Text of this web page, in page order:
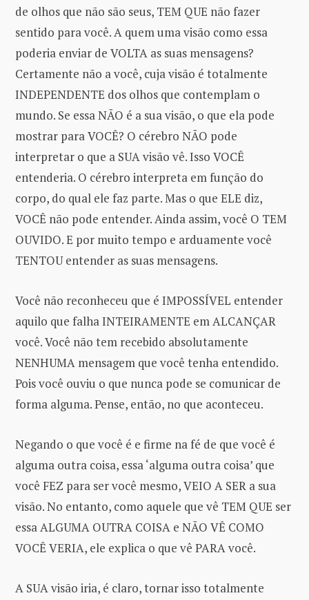
de olhos que não são seus, TEM QUE não fazer
sentido para você. A quem uma visão como essa
poderia enviar de VOLTA as suas mensagens?
Certamente não a você, cuja visão é totalmente
INDEPENDENTE dos olhos que contemplam o
mundo. Se essa NÃO é a sua visão, o que ela pode
mostrar para VOCÊ? O cérebro NÃO pode
interpretar o que a SUA visão vê. Isso VOCÊ
entenderia. O cérebro interpreta em função do
corpo, do qual ele faz parte. Mas o que ELE diz,
VOCÊ não pode entender. Ainda assim, você O TEM
OUVIDO. E por muito tempo e arduamente você
TENTOU entender as suas mensagens.
Você não reconheceu que é IMPOSSÍVEL entender
aquilo que falha INTEIRAMENTE em ALCANÇAR
você. Você não tem recebido absolutamente
NENHUMA mensagem que você tenha entendido.
Pois você ouviu o que nunca pode se comunicar de
forma alguma. Pense, então, no que aconteceu.
Negando o que você é e firme na fé de que você é
alguma outra coisa, essa ‘alguma outra coisa’ que
você FEZ para ser você mesmo, VEIO A SER a sua
visão. No entanto, como aquele que vê TEM QUE ser
essa ALGUMA OUTRA COISA e NÃO VÊ COMO
VOCÊ VERIA, ele explica o que vê PARA você.
A SUA visão iria, é claro, tornar isso totalmente